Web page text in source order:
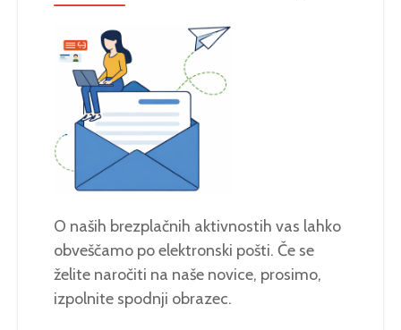
O naših brezplačnih aktivnostih vas lahko
obveščamo po elektronski pošti. Če se
želite naročiti na naše novice, prosimo,
izpolnite spodnji obrazec.